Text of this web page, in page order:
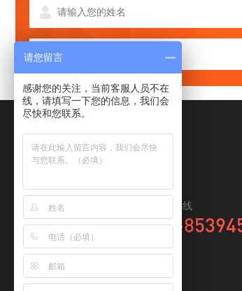
全国咨询热线
0769-
请您留言
感谢您的关注，当前客服人员不在
线，请填写一下您的信息，我们会
尽快和您联系。